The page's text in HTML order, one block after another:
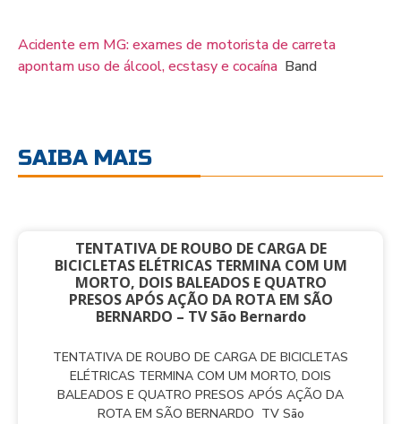
Acidente em MG: exames de motorista de carreta
apontam uso de álcool, ecstasy e cocaína Band
SAIBA MAIS
TENTATIVA DE ROUBO DE CARGA DE
BICICLETAS ELÉTRICAS TERMINA COM UM
MORTO, DOIS BALEADOS E QUATRO
PRESOS APÓS AÇÃO DA ROTA EM SÃO
BERNARDO – TV São Bernardo
TENTATIVA DE ROUBO DE CARGA DE BICICLETAS
ELÉTRICAS TERMINA COM UM MORTO, DOIS
BALEADOS E QUATRO PRESOS APÓS AÇÃO DA
ROTA EM SÃO BERNARDO TV São